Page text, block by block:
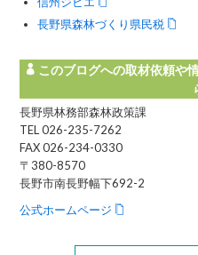
長野県森林づくり県民税
このブログへの取材依頼や
長野県林務部森林政策課
TEL 026-235-7262
FAX 026-234-0330
〒380-8570
長野市南長野幅下692-2
公式ホームページ